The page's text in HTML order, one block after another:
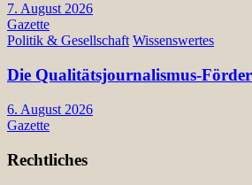
7. August 2026
Gazette
Politik & Gesellschaft Wissenswertes
Die Qualitätsjournalismus-
6. August 2026
Gazette
Rechtliches